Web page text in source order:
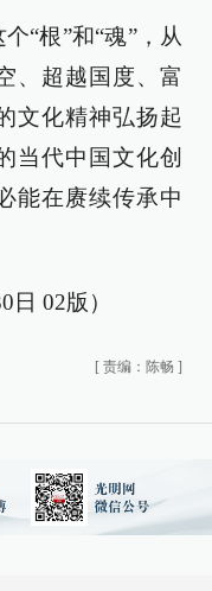
“根”和“魂”，从
、超越国度、富
文化精神弘扬起
当代中国文化创
能在赓续传承中
日 02版）
[ 责编：陈畅 ]